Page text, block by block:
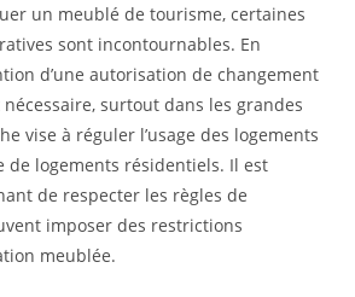
un meublé de tourisme, certaines
sont incontournables. En
d’une autorisation de changement
nécessaire, surtout dans les grandes
vise à réguler l’usage des logements
de logements résidentiels. Il est
de respecter les règles de
imposer des restrictions
meublée.